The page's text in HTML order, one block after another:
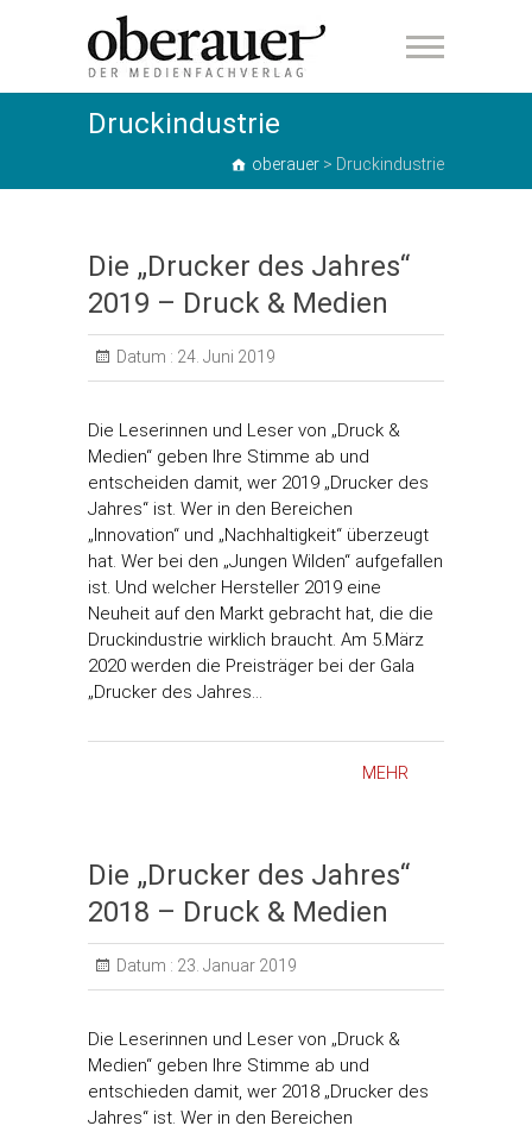
oberauer
Druckindustrie
oberauer > Druckindustrie
Die „Drucker des Jahres“
2019 – Druck & Medien
Datum : 24. Juni 2019
Die Leserinnen und Leser von „Druck &
Medien“ geben Ihre Stimme ab und
entscheiden damit, wer 2019 „Drucker des
Jahres“ ist. Wer in den Bereichen
„Innovation“ und „Nachhaltigkeit“ überzeugt
hat. Wer bei den „Jungen Wilden“ aufgefallen
ist. Und welcher Hersteller 2019 eine
Neuheit auf den Markt gebracht hat, die die
Druckindustrie wirklich braucht. Am 5.März
2020 werden die Preisträger bei der Gala
„Drucker des Jahres…
MEHR
Die „Drucker des Jahres“
2018 – Druck & Medien
Datum : 23. Januar 2019
Die Leserinnen und Leser von „Druck &
Medien“ geben Ihre Stimme ab und
entschieden damit, wer 2018 „Drucker des
Jahres“ ist. Wer in den Bereichen